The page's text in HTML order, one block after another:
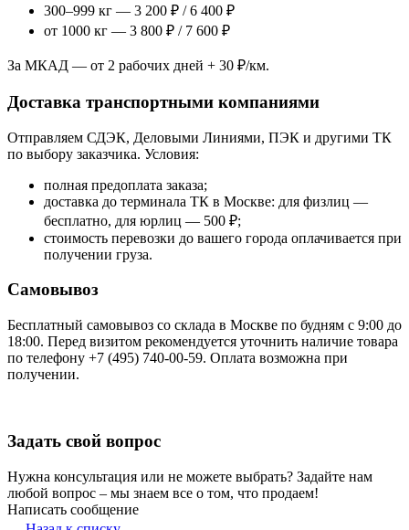
300–999 кг — 3 200 ₽ / 6 400 ₽
от 1000 кг — 3 800 ₽ / 7 600 ₽
За МКАД — от 2 рабочих дней + 30 ₽/км.
Доставка транспортными компаниями
Отправляем СДЭК, Деловыми Линиями, ПЭК и другими ТК
по выбору заказчика. Условия:
полная предоплата заказа;
доставка до терминала ТК в Москве: для физлиц —
бесплатно, для юрлиц — 500 ₽;
стоимость перевозки до вашего города оплачивается при
получении груза.
Самовывоз
Бесплатный самовывоз со склада в Москве по будням с 9:00 до
18:00. Перед визитом рекомендуется уточнить наличие товара
по телефону +7 (495) 740-00-59. Оплата возможна при
получении.
Задать свой вопрос
Нужна консультация или не можете выбрать? Задайте нам
любой вопрос – мы знаем все о том, что продаем!
Написать сообщение